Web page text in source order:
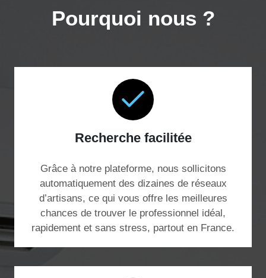
Pourquoi nous ?
Recherche facilitée
Grâce à notre plateforme, nous sollicitons
automatiquement des dizaines de réseaux
d’artisans, ce qui vous offre les meilleures
chances de trouver le professionnel idéal,
rapidement et sans stress, partout en France.